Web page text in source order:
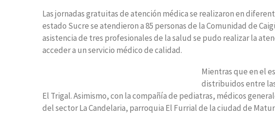
Las jornadas gratuitas de atención médica se realizaron en
estado Sucre se atendieron a 85 personas de la Comunidad de
asistencia de tres profesionales de la salud se pudo realizar la
acceder a un servicio médico de calidad.
Mientras que en el
distribuidos entre
El Trigal. Asimismo, con la compañía de pediatras, médicos
del sector La Candelaria, parroquia El Furrial de la ciudad de